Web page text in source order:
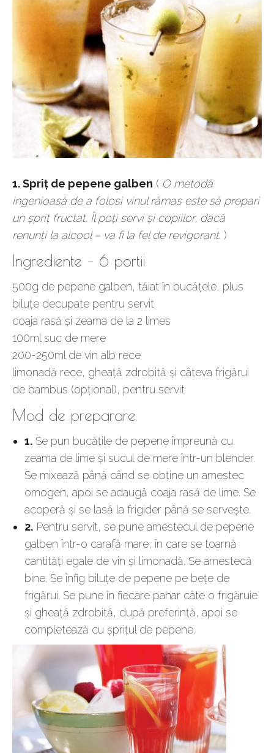
1. Spriț de pepene galben ( O metodă
ingenioasă de a folosi vinul rămas este să prepari
un șpriț fructat. Îl poți servi și copiilor, dacă
renunți la alcool – va fi la fel de revigorant. )
Ingrediente – 6 portii
500g de pepene galben, tăiat în bucățele, plus
biluțe decupate pentru servit
coaja rasă și zeama de la 2 limes
100ml suc de mere
200-250ml de vin alb rece
limonadă rece, gheață zdrobită și câteva frigărui
de bambus (opțional), pentru servit
Mod de preparare
1. Se pun bucățile de pepene împreună cu
zeama de lime și sucul de mere într-un blender.
Se mixează până când se obține un amestec
omogen, apoi se adaugă coaja rasă de lime. Se
acoperă și se lasă la frigider până se servește.
2. Pentru servit, se pune amestecul de pepene
galben într-o carafă mare, în care se toarnă
cantități egale de vin și limonadă. Se amestecă
bine. Se înfig biluțe de pepene pe bețe de
frigărui. Se pune în fiecare pahar câte o frigăruie
și gheață zdrobită, după preferință, apoi se
completează cu șprițul de pepene.